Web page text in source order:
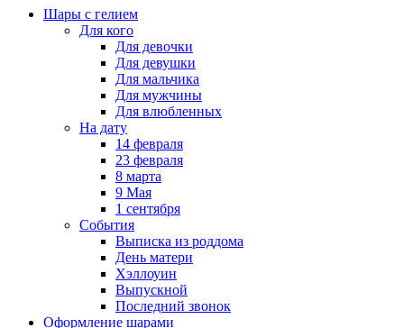
Шары с гелием
Для кого
Для девочки
Для девушки
Для мальчика
Для мужчины
Для влюбленных
На дату
14 февраля
23 февраля
8 марта
9 Мая
1 сентября
События
Выписка из роддома
День матери
Хэллоуин
Выпускной
Последний звонок
Оформление шарами